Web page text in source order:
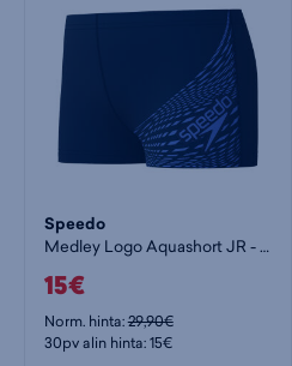
Speedo
Medley Logo Aquashort JR - poikien uimahousut
15€
Norm. hinta:29,90€
30pv alin hinta: 15€